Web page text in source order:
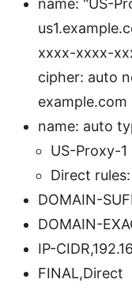
name: "US-
xxxx-xxxx-
cipher: auto
name: auto
US-Proxy-1
Direct rules:
DOMAIN-
DOMAIN-
IP-
FINAL,Direct